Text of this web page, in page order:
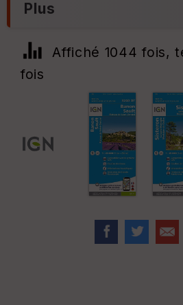
Plus
Affiché 1044 fois,
fois